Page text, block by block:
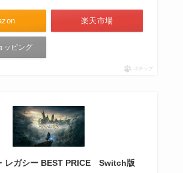
楽天市場
ッピング
ポチップ
レガシー BEST PRICE Switch版